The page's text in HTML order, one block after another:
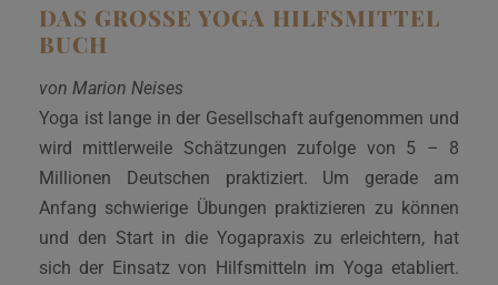
DAS GROSSE YOGA HILFSMITTEL B
UCH
von Marion Neises
Yoga ist lange in der Gesellschaft aufgenommen und
wird mittlerweile Schätzungen zufolge von 5 – 8
Millionen Deutschen praktiziert. Um gerade am
Anfang schwierige Übungen praktizieren zu können
und den Start in die Yogapraxis zu erleichtern, hat
sich der Einsatz von Hilfsmitteln im Yoga etabliert.